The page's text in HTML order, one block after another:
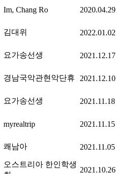
Im, Chang Ro 2020.04.29
김대위 2022.01.02
요가송선생 2021.12.17
경남국악관현악단휴 2021.12.10
요가송선생 2021.11.18
myrealtrip 2021.11.15
쾌남아 2021.11.05
오스트리아 한인학생
2021.10.26